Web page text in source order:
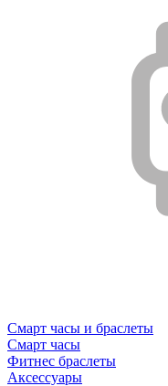
Смарт часы и браслеты
Смарт часы
Фитнес браслеты
Аксессуары